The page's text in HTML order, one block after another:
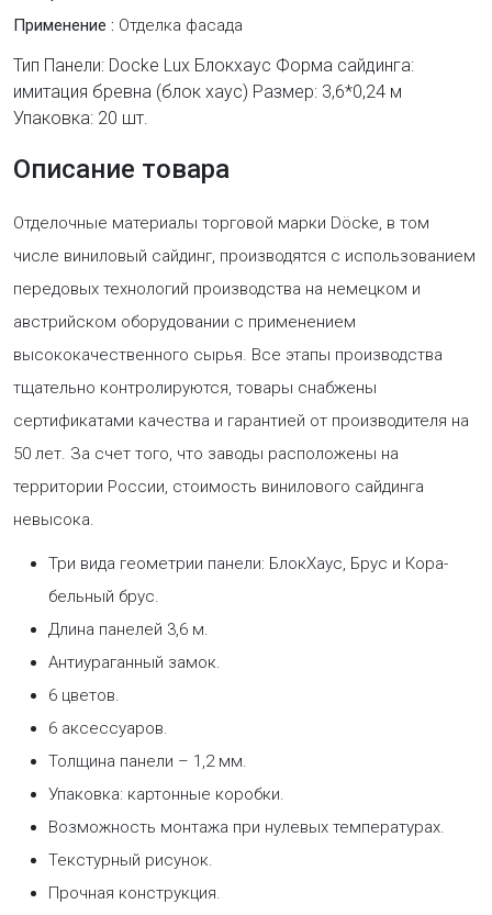
Применение : Отделка фасада
Тип Панели: Docke Lux Блокхаус Форма сайдинга:
имитация бревна (блок хаус) Размер: 3,6*0,24 м
Упаковка: 20 шт.
Описание товара
Отделочные материалы торговой марки Döcke, в том
числе виниловый сайдинг, производятся с использованием
передовых технологий производства на немецком и
австрийском оборудовании с применением
высококачественного сырья. Все этапы производства
тщательно контролируются, товары снабжены
сертификатами качества и гарантией от производителя на
50 лет. За счет того, что заводы расположены на
территории России, стоимость винилового сайдинга
невысока.
Три вида геометрии панели: БлокХаус, Брус и Кора-
бельный брус.
Длина панелей 3,6 м.
Антиураганный замок.
6 цветов.
6 аксессуаров.
Толщина панели – 1,2 мм.
Упаковка: картонные коробки.
Возможность монтажа при нулевых температурах.
Текстурный рисунок.
Прочная конструкция.